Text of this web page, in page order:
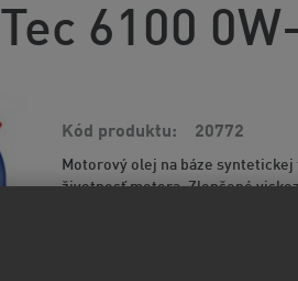
6100
Kód produktu 20772
Motorový olej na báze
životnosť motora. Zlepšené
znížená spotreba pohonných